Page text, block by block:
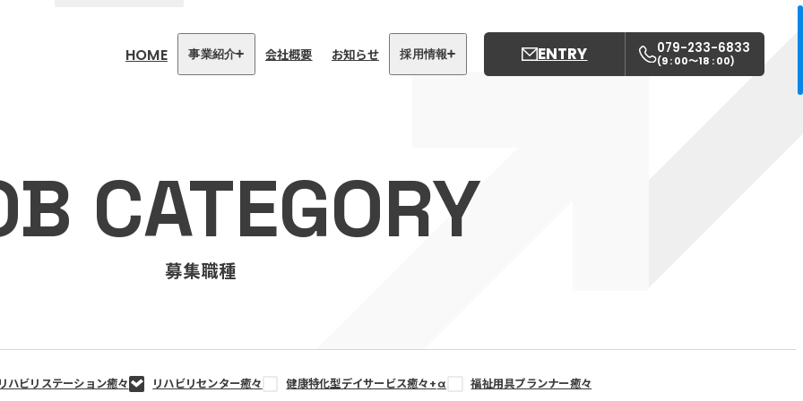
HOME 事業紹介
リハビリセンター癒々
健康特化型デイサービス癒々＋
α
福祉用具プランナー癒々
姫路中央保育園
会社概要 お知らせ 採用情報 ENTRY 079-233-6833
(9 : 00〜18 : 00)
CATEGORY
募集職種
ハビリステーション癒々 リハビリセンター癒々 健康特化型デイサービス癒々+α 福祉用具プランナー癒々